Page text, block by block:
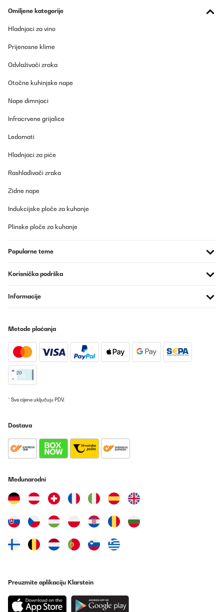
Omiljene kategorije
Hladnjaci za vino
Prijenosne klime
Odvlaživači zraka
Otočne kuhinjske nape
Nape dimnjaci
Infracrvene grijalice
Ledomati
Hladnjaci za piće
Rashlađivači zraka
Zidne nape
Indukcijske ploče za kuhanje
Plinske ploče za kuhanje
Popularne teme
Korisnička podrška
Informacije
Metode plaćanja
* Sve cijene uključuju PDV.
Dostava
Međunarodni
Preuzmite aplikaciju Klarstein